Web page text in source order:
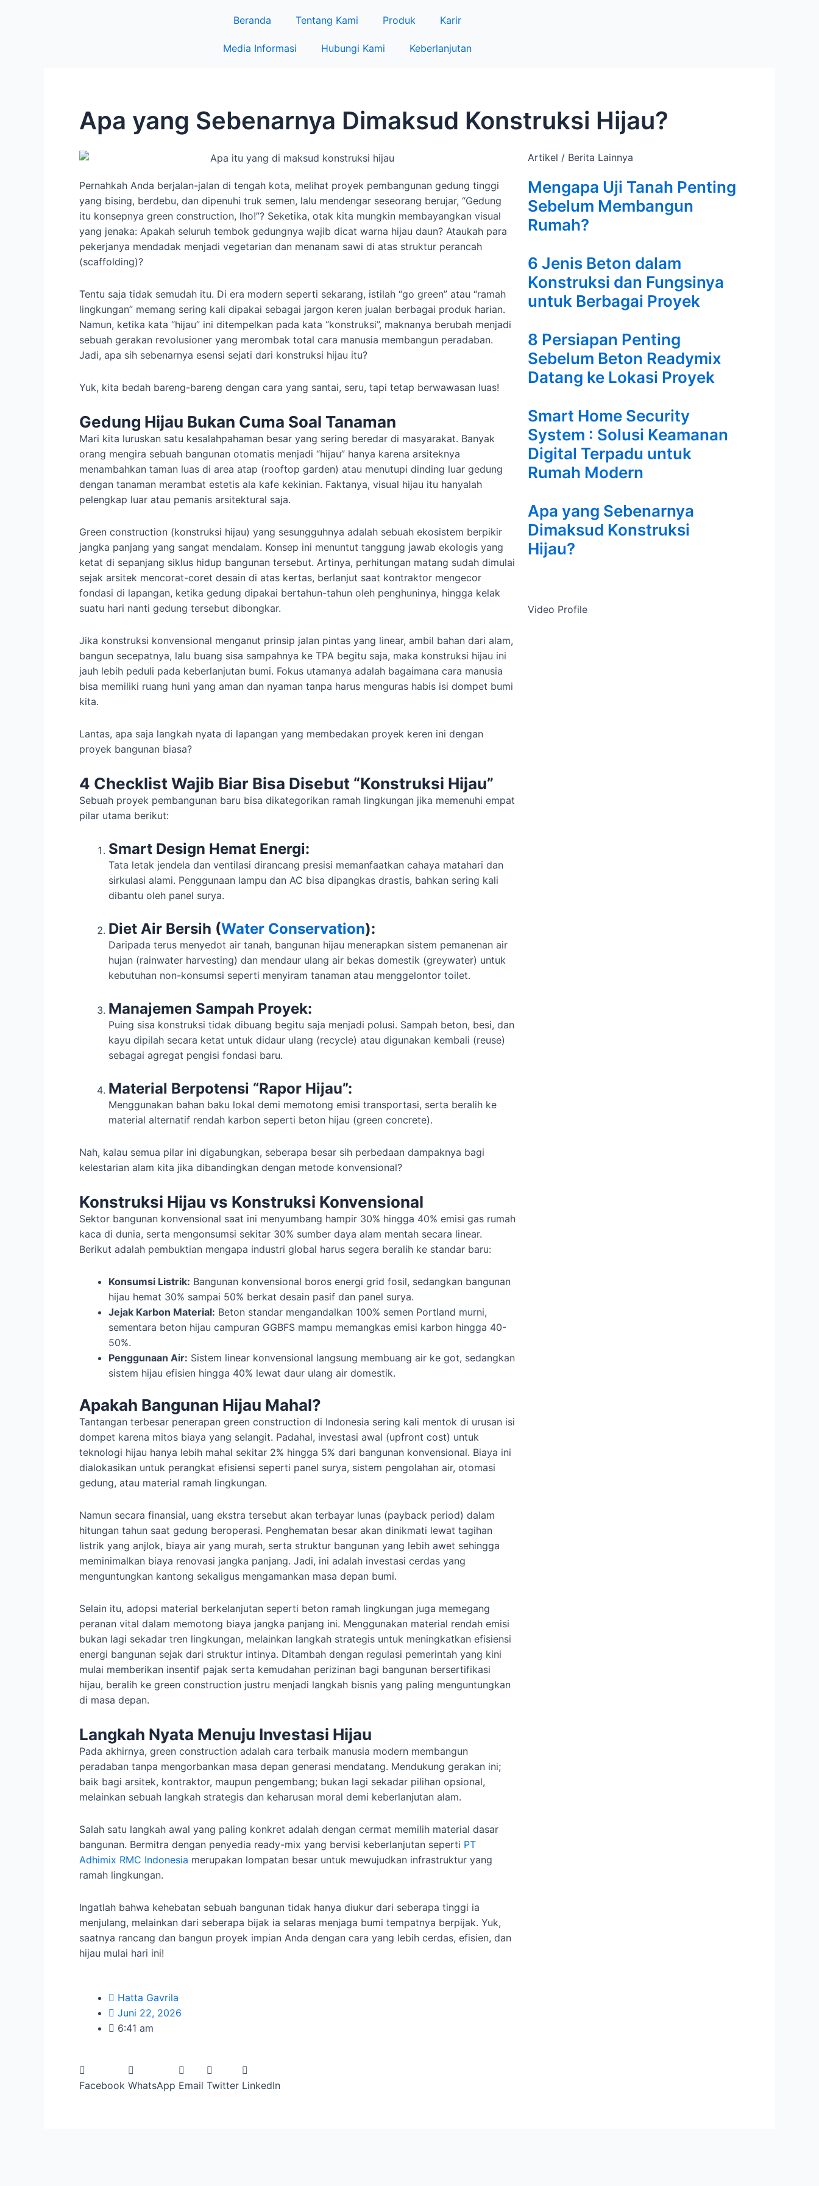
Beranda Tentang Kami Produk Karir
Media Informasi Hubungi Kami Keberlanjutan
Apa yang Sebenarnya Dimaksud Konstruksi Hijau?
Pernahkah Anda berjalan-jalan di tengah kota, melihat proyek pembangunan gedung tinggi
yang bising, berdebu, dan dipenuhi truk semen, lalu mendengar seseorang berujar, “Gedung
itu konsepnya green construction, lho!”? Seketika, otak kita mungkin membayangkan visual
yang jenaka: Apakah seluruh tembok gedungnya wajib dicat warna hijau daun? Ataukah para
pekerjanya mendadak menjadi vegetarian dan menanam sawi di atas struktur perancah
(scaffolding)?
Tentu saja tidak semudah itu. Di era modern seperti sekarang, istilah “go green” atau “ramah
lingkungan” memang sering kali dipakai sebagai jargon keren jualan berbagai produk harian.
Namun, ketika kata “hijau” ini ditempelkan pada kata “konstruksi”, maknanya berubah menjadi
sebuah gerakan revolusioner yang merombak total cara manusia membangun peradaban.
Jadi, apa sih sebenarnya esensi sejati dari konstruksi hijau itu?
Yuk, kita bedah bareng-bareng dengan cara yang santai, seru, tapi tetap berwawasan luas!
Gedung Hijau Bukan Cuma Soal Tanaman
Mari kita luruskan satu kesalahpahaman besar yang sering beredar di masyarakat. Banyak
orang mengira sebuah bangunan otomatis menjadi “hijau” hanya karena arsiteknya
menambahkan taman luas di area atap (rooftop garden) atau menutupi dinding luar gedung
dengan tanaman merambat estetis ala kafe kekinian. Faktanya, visual hijau itu hanyalah
pelengkap luar atau pemanis arsitektural saja.
Green construction (konstruksi hijau) yang sesungguhnya adalah sebuah ekosistem berpikir
jangka panjang yang sangat mendalam. Konsep ini menuntut tanggung jawab ekologis yang
ketat di sepanjang siklus hidup bangunan tersebut. Artinya, perhitungan matang sudah dimulai
sejak arsitek mencorat-coret desain di atas kertas, berlanjut saat kontraktor mengecor
fondasi di lapangan, ketika gedung dipakai bertahun-tahun oleh penghuninya, hingga kelak
suatu hari nanti gedung tersebut dibongkar.
Jika konstruksi konvensional menganut prinsip jalan pintas yang linear, ambil bahan dari alam,
bangun secepatnya, lalu buang sisa sampahnya ke TPA begitu saja, maka konstruksi hijau ini
jauh lebih peduli pada keberlanjutan bumi. Fokus utamanya adalah bagaimana cara manusia
bisa memiliki ruang huni yang aman dan nyaman tanpa harus menguras habis isi dompet bumi
kita.
Lantas, apa saja langkah nyata di lapangan yang membedakan proyek keren ini dengan
proyek bangunan biasa?
4 Checklist Wajib Biar Bisa Disebut “Konstruksi Hijau”
Sebuah proyek pembangunan baru bisa dikategorikan ramah lingkungan jika memenuhi empat
pilar utama berikut:
Smart Design Hemat Energi:
Tata letak jendela dan ventilasi dirancang presisi memanfaatkan cahaya matahari dan
sirkulasi alami. Penggunaan lampu dan AC bisa dipangkas drastis, bahkan sering kali
dibantu oleh panel surya.
Diet Air Bersih (Water Conservation):
Daripada terus menyedot air tanah, bangunan hijau menerapkan sistem pemanenan air
hujan (rainwater harvesting) dan mendaur ulang air bekas domestik (greywater) untuk
kebutuhan non-konsumsi seperti menyiram tanaman atau menggelontor toilet.
Manajemen Sampah Proyek:
Puing sisa konstruksi tidak dibuang begitu saja menjadi polusi. Sampah beton, besi, dan
kayu dipilah secara ketat untuk didaur ulang (recycle) atau digunakan kembali (reuse)
sebagai agregat pengisi fondasi baru.
Material Berpotensi “Rapor Hijau”:
Menggunakan bahan baku lokal demi memotong emisi transportasi, serta beralih ke
material alternatif rendah karbon seperti beton hijau (green concrete).
Nah, kalau semua pilar ini digabungkan, seberapa besar sih perbedaan dampaknya bagi
kelestarian alam kita jika dibandingkan dengan metode konvensional?
Konstruksi Hijau vs Konstruksi Konvensional
Sektor bangunan konvensional saat ini menyumbang hampir 30% hingga 40% emisi gas rumah
kaca di dunia, serta mengonsumsi sekitar 30% sumber daya alam mentah secara linear.
Berikut adalah pembuktian mengapa industri global harus segera beralih ke standar baru:
Konsumsi Listrik: Bangunan konvensional boros energi grid fosil, sedangkan bangunan
hijau hemat 30% sampai 50% berkat desain pasif dan panel surya.
Jejak Karbon Material: Beton standar mengandalkan 100% semen Portland murni,
sementara beton hijau campuran GGBFS mampu memangkas emisi karbon hingga 40-
50%.
Penggunaan Air: Sistem linear konvensional langsung membuang air ke got, sedangkan
sistem hijau efisien hingga 40% lewat daur ulang air domestik.
Apakah Bangunan Hijau Mahal?
Tantangan terbesar penerapan green construction di Indonesia sering kali mentok di urusan isi
dompet karena mitos biaya yang selangit. Padahal, investasi awal (upfront cost) untuk
teknologi hijau hanya lebih mahal sekitar 2% hingga 5% dari bangunan konvensional. Biaya ini
dialokasikan untuk perangkat efisiensi seperti panel surya, sistem pengolahan air, otomasi
gedung, atau material ramah lingkungan.
Namun secara finansial, uang ekstra tersebut akan terbayar lunas (payback period) dalam
hitungan tahun saat gedung beroperasi. Penghematan besar akan dinikmati lewat tagihan
listrik yang anjlok, biaya air yang murah, serta struktur bangunan yang lebih awet sehingga
meminimalkan biaya renovasi jangka panjang. Jadi, ini adalah investasi cerdas yang
menguntungkan kantong sekaligus mengamankan masa depan bumi.
Selain itu, adopsi material berkelanjutan seperti beton ramah lingkungan juga memegang
peranan vital dalam memotong biaya jangka panjang ini. Menggunakan material rendah emisi
bukan lagi sekadar tren lingkungan, melainkan langkah strategis untuk meningkatkan efisiensi
energi bangunan sejak dari struktur intinya. Ditambah dengan regulasi pemerintah yang kini
mulai memberikan insentif pajak serta kemudahan perizinan bagi bangunan bersertifikasi
hijau, beralih ke green construction justru menjadi langkah bisnis yang paling menguntungkan
di masa depan.
Langkah Nyata Menuju Investasi Hijau
Pada akhirnya, green construction adalah cara terbaik manusia modern membangun
peradaban tanpa mengorbankan masa depan generasi mendatang. Mendukung gerakan ini;
baik bagi arsitek, kontraktor, maupun pengembang; bukan lagi sekadar pilihan opsional,
melainkan sebuah langkah strategis dan keharusan moral demi keberlanjutan alam.
Salah satu langkah awal yang paling konkret adalah dengan cermat memilih material dasar
bangunan. Bermitra dengan penyedia ready-mix yang bervisi keberlanjutan seperti PT
Adhimix RMC Indonesia merupakan lompatan besar untuk mewujudkan infrastruktur yang
ramah lingkungan.
Ingatlah bahwa kehebatan sebuah bangunan tidak hanya diukur dari seberapa tinggi ia
menjulang, melainkan dari seberapa bijak ia selaras menjaga bumi tempatnya berpijak. Yuk,
saatnya rancang dan bangun proyek impian Anda dengan cara yang lebih cerdas, efisien, dan
hijau mulai hari ini!
Hatta Gavrila
Juni 22, 2026
6:41 am
Facebook WhatsApp Email Twitter LinkedIn
Artikel / Berita Lainnya
Mengapa Uji Tanah Penting
Sebelum Membangun
Rumah?
6 Jenis Beton dalam
Konstruksi dan Fungsinya
untuk Berbagai Proyek
8 Persiapan Penting
Sebelum Beton Readymix
Datang ke Lokasi Proyek
Smart Home Security
System : Solusi Keamanan
Digital Terpadu untuk
Rumah Modern
Apa yang Sebenarnya
Dimaksud Konstruksi
Hijau?
Video Profile